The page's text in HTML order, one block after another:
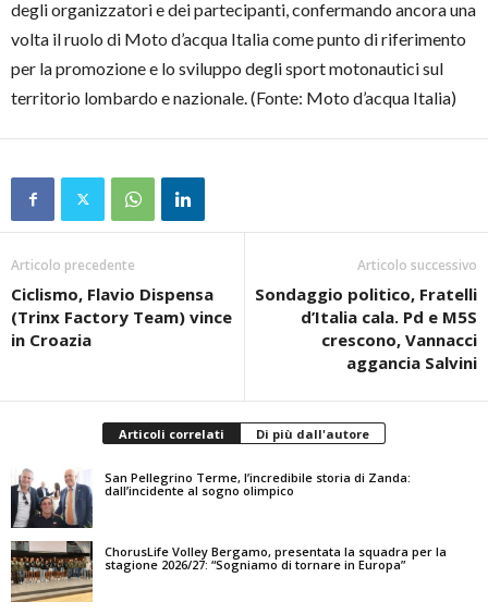
degli organizzatori e dei partecipanti, confermando ancora una
volta il ruolo di Moto d’acqua Italia come punto di riferimento
per la promozione e lo sviluppo degli sport motonautici sul
territorio lombardo e nazionale. (Fonte: Moto d’acqua Italia)
Articolo precedente
Ciclismo, Flavio Dispensa
(Trinx Factory Team) vince
in Croazia
Articolo successivo
Sondaggio politico, Fratelli
d’Italia cala. Pd e M5S
crescono, Vannacci
aggancia Salvini
Articoli correlati Di più dall'autore
San Pellegrino Terme, l’incredibile storia di Zanda:
dall’incidente al sogno olimpico
ChorusLife Volley Bergamo, presentata la squadra per la
stagione 2026/27: “Sogniamo di tornare in Europa”